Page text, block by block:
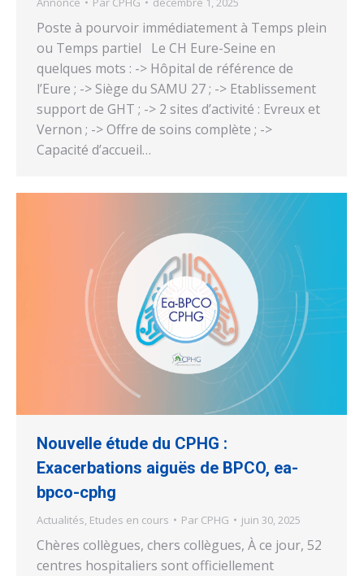
Poste à pourvoir immédiatement à Temps plein
ou Temps partiel Le CH Eure-Seine en
quelques mots : -> Hôpital de référence de
l’Eure ; -> Siège du SAMU 27 ; -> Etablissement
support de GHT ; -> 2 sites d’activité : Evreux et
Vernon ; -> Offre de soins complète ; ->
Capacité d’accueil…
Nouvelle étude du CPHG :
Exacerbations aiguës de BPCO, ea-
bpco-cphg
Actualités, Etudes en cours Par CPHG juin 30, 2025
Chères collègues, chers collègues, À ce jour, 52
centres hospitaliers sont officiellement